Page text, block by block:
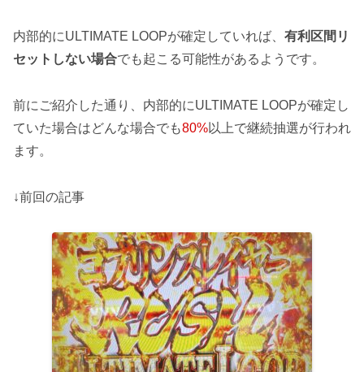
内部的にULTIMATE LOOPが確定していれば、 有利区間リ
セットしない場合でも起こる可能性があるようです。
前にご紹介した通り、内部的にULTIMATE LOOPが確定し
ていた場合はどんな場合でも80%以上で継続抽選が行われ
ます。
↓前回の記事